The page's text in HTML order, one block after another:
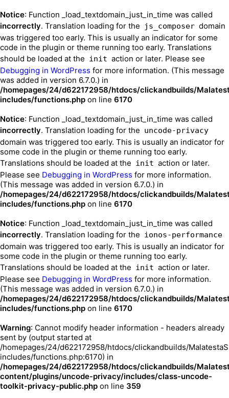
Notice: Function _load_textdomain_just_in_time was called
incorrectly. Translation loading for the js_composer domain
was triggered too early. This is usually an indicator for some
code in the plugin or theme running too early. Translations
should be loaded at the init action or later. Please see
Debugging in WordPress for more information. (This message
was added in version 6.7.0.) in
/homepages/24/d622172958/htdocs/clickandbuilds/
includes/functions.php on line 6170
Notice: Function _load_textdomain_just_in_time was called
incorrectly. Translation loading for the uncode-privacy
domain was triggered too early. This is usually an indicator for
some code in the plugin or theme running too early.
Translations should be loaded at the init action or later.
Please see Debugging in WordPress for more information.
(This message was added in version 6.7.0.) in
/homepages/24/d622172958/htdocs/clickandbuilds/
includes/functions.php on line 6170
Notice: Function _load_textdomain_just_in_time was called
incorrectly. Translation loading for the ionos-performance
domain was triggered too early. This is usually an indicator for
some code in the plugin or theme running too early.
Translations should be loaded at the init action or later.
Please see Debugging in WordPress for more information.
(This message was added in version 6.7.0.) in
/homepages/24/d622172958/htdocs/clickandbuilds/
includes/functions.php on line 6170
Warning: Cannot modify header information - headers already
sent by (output started at
/homepages/24/d622172958/htdocs/clickandbuilds/
includes/functions.php:6170) in
/homepages/24/d622172958/htdocs/clickandbuilds/
content/plugins/uncode-privacy/includes/class-uncode-
toolkit-privacy-public.php on line 359